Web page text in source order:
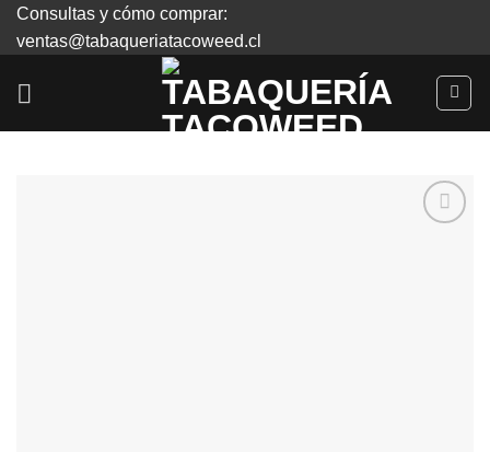
SkipConsultas y cómo comprar:
ventas@tabaqueriatacoweed.cl